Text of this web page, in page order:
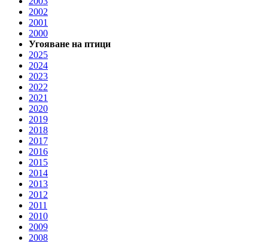
2002
2001
2000
Угояване на птици
2025
2024
2023
2022
2021
2020
2019
2018
2017
2016
2015
2014
2013
2012
2011
2010
2009
2008